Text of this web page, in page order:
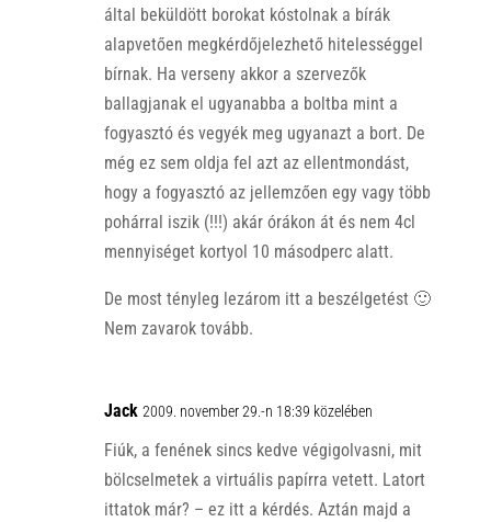
által beküldött borokat kóstolnak a bírák
alapvetően megkérdőjelezhető hitelességgel
bírnak. Ha verseny akkor a szervezők
ballagjanak el ugyanabba a boltba mint a
fogyasztó és vegyék meg ugyanazt a bort. De
még ez sem oldja fel azt az ellentmondást,
hogy a fogyasztó az jellemzően egy vagy több
pohárral iszik (!!!) akár órákon át és nem 4cl
mennyiséget kortyol 10 másodperc alatt.
De most tényleg lezárom itt a beszélgetést 🙂
Nem zavarok tovább.
Jack 2009. november 29.-n 18:39 közelében
Fiúk, a fenének sincs kedve végigolvasni, mit
bölcselmetek a virtuális papírra vetett. Latort
ittatok már? – ez itt a kérdés. Aztán majd a